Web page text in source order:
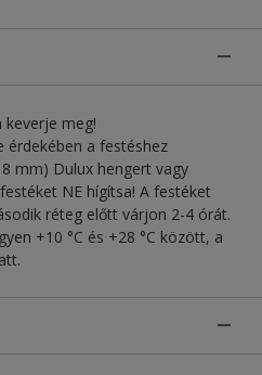
keverje meg!
érdekében a festéshez
mm) Dulux hengert vagy
NE hígítsa! A festéket
réteg előtt várjon 2-4 órát.
+10 °C és +28 °C között, a